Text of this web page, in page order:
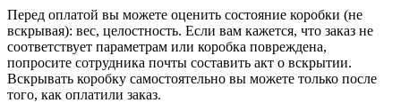
Перед оплатой вы можете оценить состояние коробки (не
вскрывая): вес, целостность. Если вам кажется, что заказ не
соответствует параметрам или коробка повреждена,
попросите сотрудника почты составить акт о вскрытии.
Вскрывать коробку самостоятельно вы можете только после
того, как оплатили заказ.